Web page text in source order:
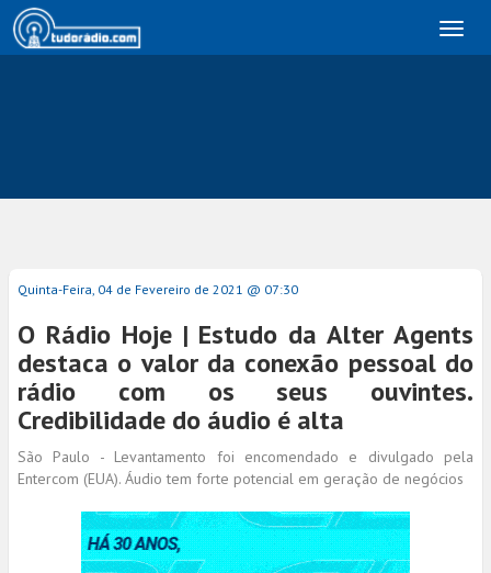
Quinta-Feira, 04 de Fevereiro de 2021 @ 07:30
O Rádio Hoje | Estudo da Alter Agents
destaca o valor da conexão pessoal do
rádio com os seus ouvintes.
Credibilidade do áudio é alta
São Paulo - Levantamento foi encomendado e divulgado pela
Entercom (EUA). Áudio tem forte potencial em geração de negócios